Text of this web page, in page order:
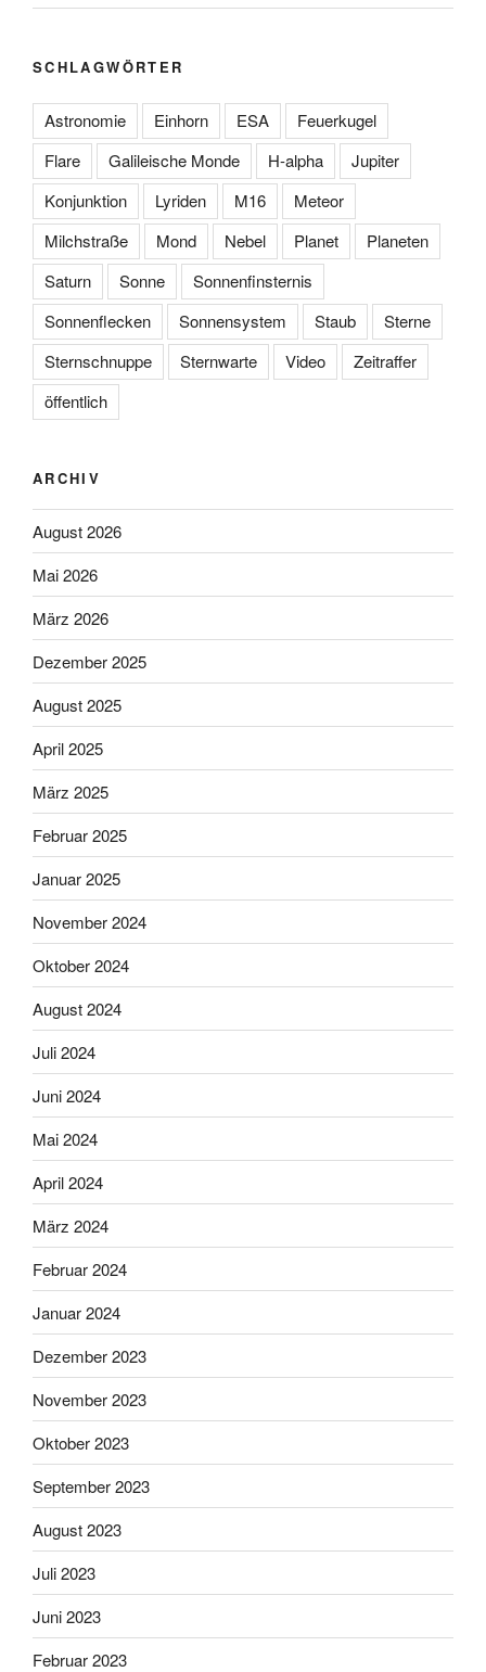
SCHLAGWÖRTER
Astronomie Einhorn ESA
Feuerkugel
Flare
Galileische Monde H-alpha
Jupiter
Konjunktion
Lyriden M16
Meteor
Milchstraße
Mond Nebel Planet
Planeten
Saturn
Sonne
Sonnenfinsternis
Sonnenflecken
Sonnensystem Staub
Sterne
Sternschnuppe
Sternwarte Video
Zeitraffer
öffentlich
ARCHIV
August 2026
Mai 2026
März 2026
Dezember 2025
August 2025
April 2025
März 2025
Februar 2025
Januar 2025
November 2024
Oktober 2024
August 2024
Juli 2024
Juni 2024
Mai 2024
April 2024
März 2024
Februar 2024
Januar 2024
Dezember 2023
November 2023
Oktober 2023
September 2023
August 2023
Juli 2023
Juni 2023
Februar 2023